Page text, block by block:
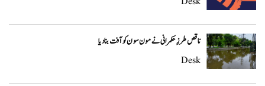
ناقص طرزِ حکمرانی نے مون سون کو آفت بنا دیا
Desk